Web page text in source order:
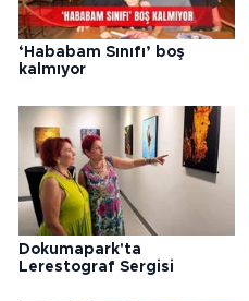
‘Hababam Sınıfı’ boş
kalmıyor
Dokumapark'ta
Lerestograf Sergisi